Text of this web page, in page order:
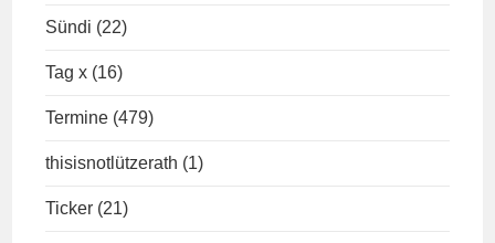
Sündi (22)
Tag x (16)
Termine (479)
thisisnotlützerath (1)
Ticker (21)